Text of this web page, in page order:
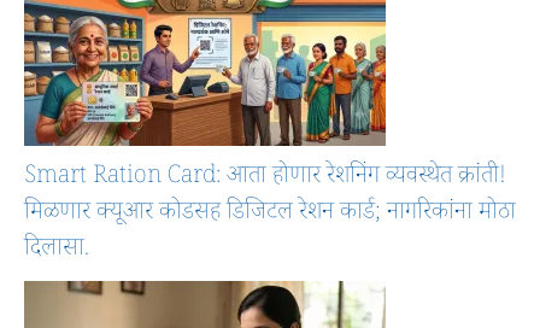
Smart Ration Card: आता होणार रेशनिंग व्यवस्थेत क्रांती!
मिळणार क्यूआर कोडसह डिजिटल रेशन कार्ड; नागरिकांना मोठा
दिलासा.